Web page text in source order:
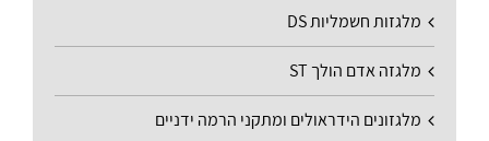
מלגזות חשמליות DS
מלגזה אדם הולך ST
מלגזונים הידראולים ומתקני הרמה ידניים